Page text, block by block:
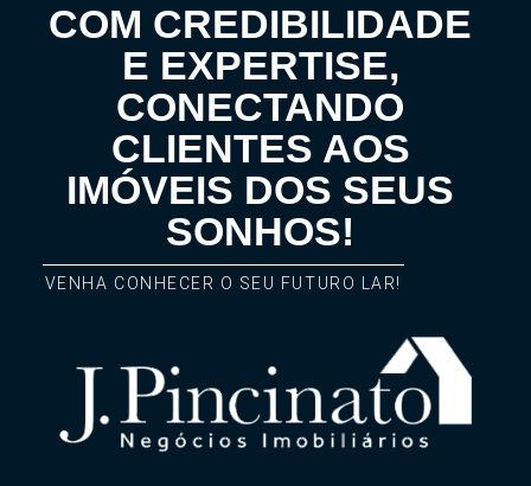
COM CREDIBILIDADE
E EXPERTISE,
CONECTANDO
CLIENTES AOS
IMÓVEIS DOS SEUS
SONHOS!
VENHA CONHECER O SEU FUTURO LAR!